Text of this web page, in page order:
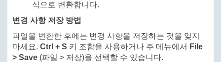
식으로 변환합니다.
변경 사항 저장 방법
파일을 변환한 후에는 변경 사항을 저장하는 것을 잊지
마세요. Ctrl + S 키 조합을 사용하거나 주 메뉴에서 File
> Save (파일 > 저장)을 선택할 수 있습니다.